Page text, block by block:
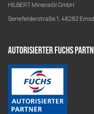
HILBERT Mineralöl GmbH
Senefelderstraße 1, 48282
Autorisierter Fuchs